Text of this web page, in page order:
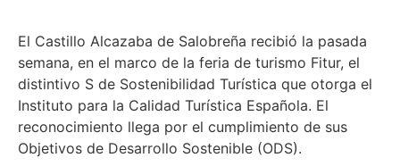
El Castillo Alcazaba de Salobreña recibió la pasada
semana, en el marco de la feria de turismo Fitur, el
distintivo S de Sostenibilidad Turística que otorga el
Instituto para la Calidad Turística Española. El
reconocimiento llega por el cumplimiento de sus
Objetivos de Desarrollo Sostenible (ODS).